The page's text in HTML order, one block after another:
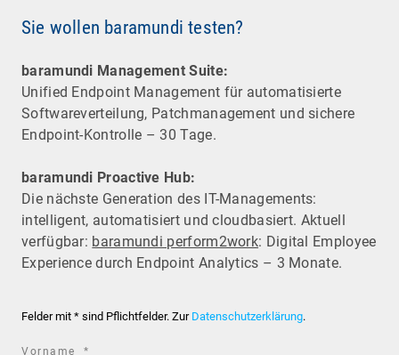
Sie wollen baramundi testen?
baramundi Management Suite:
Unified Endpoint Management für automatisierte
Software­verteilung, Patchmanagement und sichere
Endpoint-Kontrolle – 30 Tage.
baramundi Proactive Hub:
Die nächste Generation des IT-Managements:
intelligent, automatisiert und cloudbasiert. Aktuell
verfügbar: baramundi perform2work: Digital Employee
Experience durch Endpoint Analytics – 3 Monate.
Felder mit * sind Pflichtfelder. Zur Datenschutzerklärung.
Vorname *